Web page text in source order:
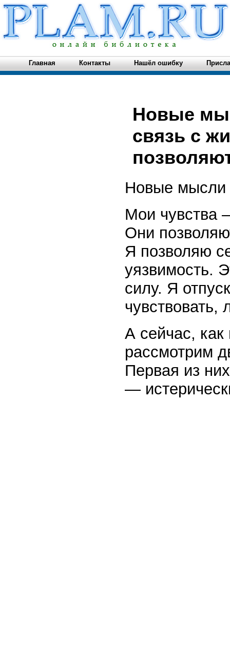
Главная Контакты Нашёл ошибку
Новые
связь с
Новые мысли
Мои чувства
Они
Я позволяю
уязвимость.
силу. Я
чувствовать,
А сейчас,
рассмотрим
Первая из
—